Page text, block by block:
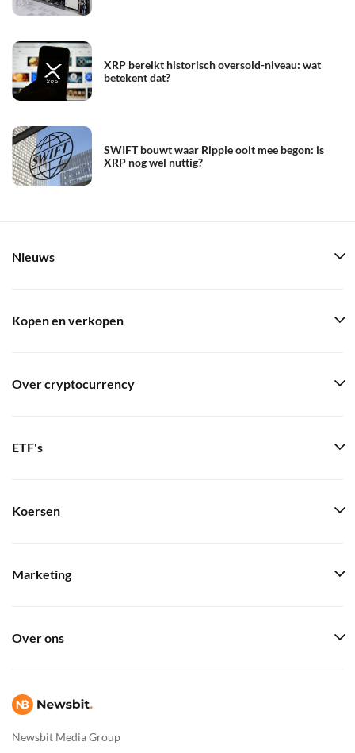
XRP bereikt historisch oversold-niveau: wat
betekent dat?
SWIFT bouwt waar Ripple ooit mee begon: is
XRP nog wel nuttig?
Newsbit Media Group
Nieuws
Kopen en verkopen
Over cryptocurrency
ETF's
Koersen
Marketing
Over ons